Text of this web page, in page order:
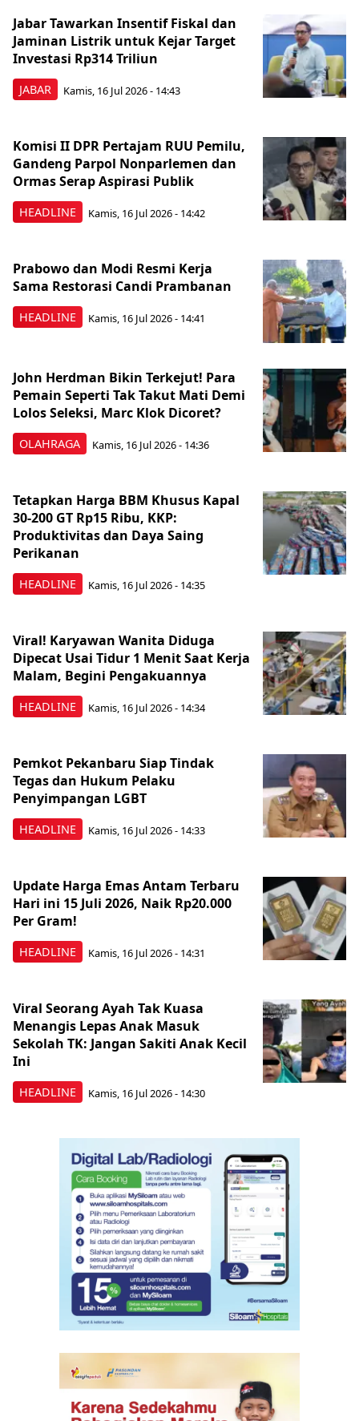
JABAR
Jabar Tawarkan Insentif Fiskal dan
Jaminan Listrik untuk Kejar Target
Investasi Rp314 Triliun
Kamis, 16 Jul 2026 - 14:43
HEADLINE
Komisi II DPR Pertajam RUU Pemilu,
Gandeng Parpol Nonparlemen dan
Ormas Serap Aspirasi Publik
Kamis, 16 Jul 2026 - 14:42
HEADLINE
Prabowo dan Modi Resmi Kerja
Sama Restorasi Candi Prambanan
Kamis, 16 Jul 2026 - 14:41
OLAHRAGA
John Herdman Bikin Terkejut! Para
Pemain Seperti Tak Takut Mati Demi
Lolos Seleksi, Marc Klok Dicoret?
Kamis, 16 Jul 2026 - 14:36
HEADLINE
Tetapkan Harga BBM Khusus Kapal
30-200 GT Rp15 Ribu, KKP:
Produktivitas dan Daya Saing
Perikanan
Kamis, 16 Jul 2026 - 14:35
HEADLINE
Viral! Karyawan Wanita Diduga
Dipecat Usai Tidur 1 Menit Saat Kerja
Malam, Begini Pengakuannya
Kamis, 16 Jul 2026 - 14:34
HEADLINE
Pemkot Pekanbaru Siap Tindak
Tegas dan Hukum Pelaku
Penyimpangan LGBT
Kamis, 16 Jul 2026 - 14:33
HEADLINE
Update Harga Emas Antam Terbaru
Hari ini 15 Juli 2026, Naik Rp20.000
Per Gram!
Kamis, 16 Jul 2026 - 14:31
HEADLINE
Viral Seorang Ayah Tak Kuasa
Menangis Lepas Anak Masuk
Sekolah TK: Jangan Sakiti Anak Kecil
Ini
Kamis, 16 Jul 2026 - 14:30